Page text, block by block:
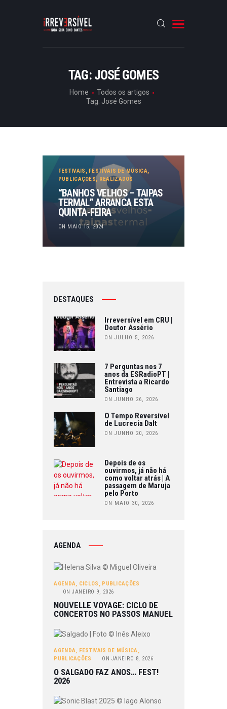
TAG: JOSÉ GOMES
Home
Todos os artigos
Tag: José Gomes
CRÓNICAS
ENTREVISTAS
RUBRICAS
FESTIVAIS , FESTIVAIS DE MÚSICA,
PUBLICAÇÕES, REALIZADOS
“BANHOS VELHOS – TAIPAS
TERMAL” ARRANCA ESTA
QUINTA-FEIRA
ON MAIO 15, 2024
DESTAQUES
Irreversível em CRU |
Doutor Assério
ON JULHO 5, 2026
7 Perguntas nos 7
anos da ESRadioPT |
Entrevista a Ricardo
Santiago
ON JUNHO 26, 2026
O Tempo Reversível
de Lucrecia Dalt
ON JUNHO 20, 2026
Depois de os
ouvirmos, já não há
como voltar atrás | A
passagem de Maruja
pelo Porto
ON MAIO 30, 2026
AGENDA
AGENDA, CICLOS , PUBLICAÇÕES
ON JANEIRO 9, 2026
NOUVELLE VOYAGE: CICLO DE
CONCERTOS NO PASSOS MANUEL
AGENDA, FESTIVAIS DE MÚSICA,
PUBLICAÇÕES
ON JANEIRO 8, 2026
O SALGADO FAZ ANOS… FEST!
2026